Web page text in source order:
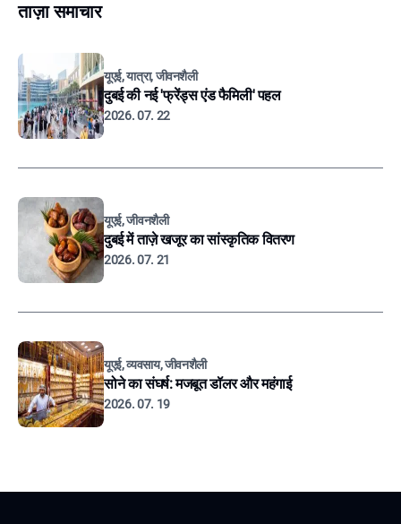
ताज़ा समाचार
यूएई, यात्रा, जीवनशैली
दुबई की नई 'फ्रेंड्स एंड फैमिली' पहल
2026. 07. 22
यूएई, जीवनशैली
दुबई में ताज़े खजूर का सांस्कृतिक वितरण
2026. 07. 21
यूएई, व्यवसाय, जीवनशैली
सोने का संघर्ष: मजबूत डॉलर और महंगाई
2026. 07. 19